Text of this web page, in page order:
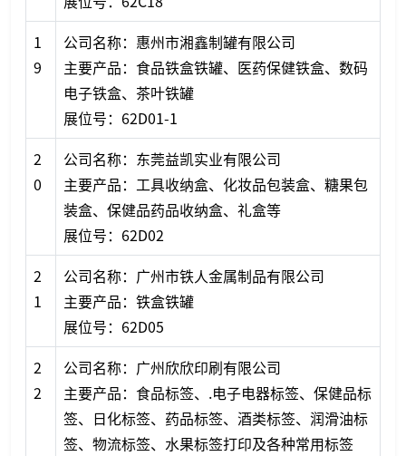
1
9
公司名称：惠州市湘鑫制罐有限公司
主要产品：食品铁盒铁罐、医药保健铁盒、数码
电子铁盒、茶叶铁罐
展位号：62D01-1
2
0
公司名称：东莞益凯实业有限公司
主要产品：工具收纳盒、化妆品包装盒、糖果包
装盒、保健品药品收纳盒、礼盒等
展位号：62D02
2
1
公司名称：广州市铁人金属制品有限公司
主要产品：铁盒铁罐
展位号：62D05
2
2
公司名称：广州欣欣印刷有限公司
主要产品：食品标签、.电子电器标签、保健品标
签、日化标签、药品标签、酒类标签、润滑油标
签、物流标签、水果标签打印及各种常用标签